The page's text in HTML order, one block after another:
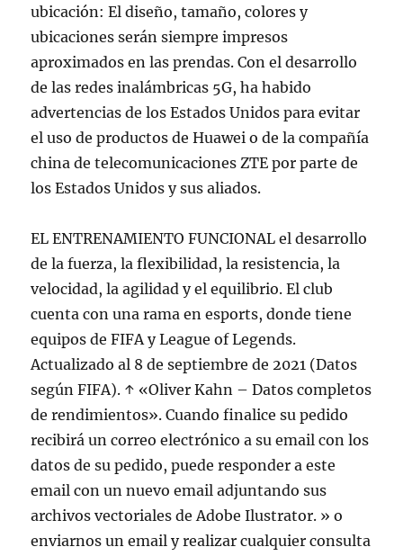
ubicación: El diseño, tamaño, colores y
ubicaciones serán siempre impresos
aproximados en las prendas. Con el desarrollo
de las redes inalámbricas 5G, ha habido
advertencias de los Estados Unidos para evitar
el uso de productos de Huawei o de la compañía
china de telecomunicaciones ZTE por parte de
los Estados Unidos y sus aliados.
EL ENTRENAMIENTO FUNCIONAL el desarrollo
de la fuerza, la flexibilidad, la resistencia, la
velocidad, la agilidad y el equilibrio. El club
cuenta con una rama en esports, donde tiene
equipos de FIFA y League of Legends.
Actualizado al 8 de septiembre de 2021 (Datos
según FIFA). ↑ «Oliver Kahn – Datos completos
de rendimientos». Cuando finalice su pedido
recibirá un correo electrónico a su email con los
datos de su pedido, puede responder a este
email con un nuevo email adjuntando sus
archivos vectoriales de Adobe Ilustrator. » o
enviarnos un email y realizar cualquier consulta